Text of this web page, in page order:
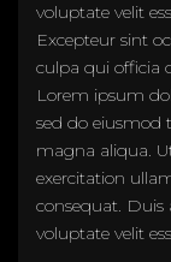
voluptate velit
Excepteur sint
culpa qui officia
Lorem ipsum
sed do eiusmod
magna aliqua.
exercitation
consequat. Duis
voluptate velit